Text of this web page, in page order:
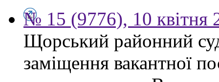
№ 15 (9776), 10 квітня
Щорський районний
заміщення вакантної